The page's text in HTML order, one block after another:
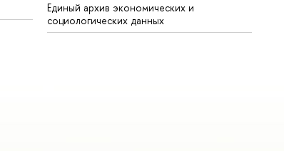
Единый архив экономических и
социологических данных